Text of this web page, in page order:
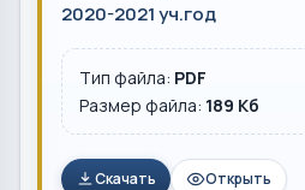
2020-2021 уч.год
Тип файла: PDF
Размер файла: 189 Кб
Скачать Открыть